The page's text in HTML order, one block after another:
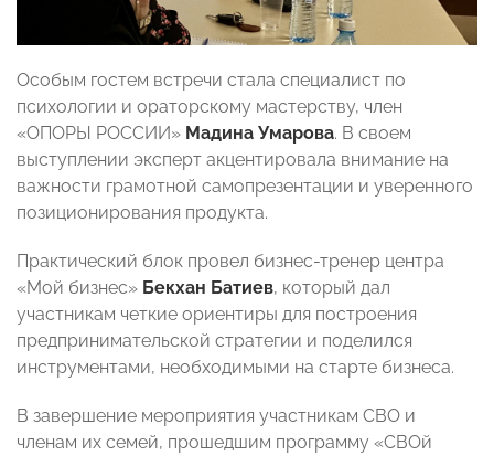
Особым гостем встречи стала специалист по
психологии и ораторскому мастерству, член
«ОПОРЫ РОССИИ» Мадина Умарова. В своем
выступлении эксперт акцентировала внимание на
важности грамотной самопрезентации и уверенного
позиционирования продукта.
Практический блок провел бизнес-тренер центра
«Мой бизнес» Бекхан Батиев, который дал
участникам четкие ориентиры для построения
предпринимательской стратегии и поделился
инструментами, необходимыми на старте бизнеса.
В завершение мероприятия участникам СВО и
членам их семей, прошедшим программу «СВОй